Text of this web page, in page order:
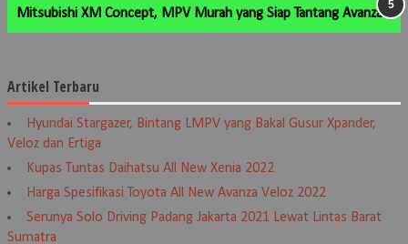
Mitsubishi XM Concept, MPV Murah yang Siap Tantang Avanza
Artikel Terbaru
Hyundai Stargazer, Bintang LMPV yang Bakal Gusur Xpander,
Veloz dan Ertiga
Kupas Tuntas Daihatsu All New Xenia 2022
Harga Spesifikasi Toyota All New Avanza Veloz 2022
Serunya Solo Driving Padang Jakarta 2021 Lewat Lintas Barat
Sumatra